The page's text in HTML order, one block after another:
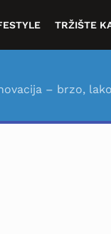
TRŽIŠTE
– brzo,